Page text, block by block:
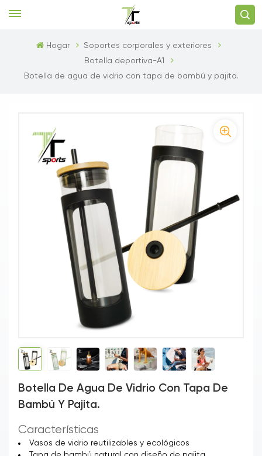
Hogar
Soportes corporales y exteriores
Botella deportiva-A1
Botella de agua de vidrio con tapa de bambú y pajita.
Botella De Agua De Vidrio Con Tapa De
Bambú Y Pajita.
Características
Vasos de vidrio reutilizables y ecológicos